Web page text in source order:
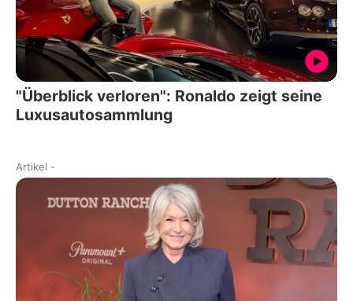
"Überblick verloren": Ronaldo zeigt seine
Luxusautosammlung
Artikel -